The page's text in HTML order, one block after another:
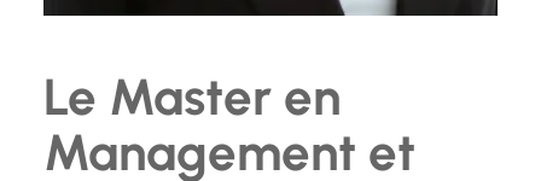
Le Master en
Management et